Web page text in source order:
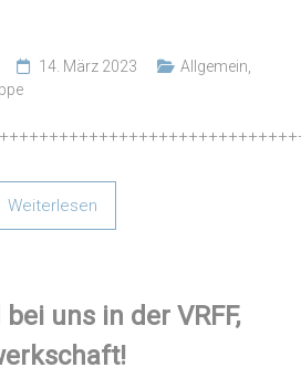
14. März 2023 Allgemein
Weiterlesen
uns in der VRFF,